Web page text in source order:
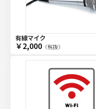
有線マイク
￥2,000（税抜）